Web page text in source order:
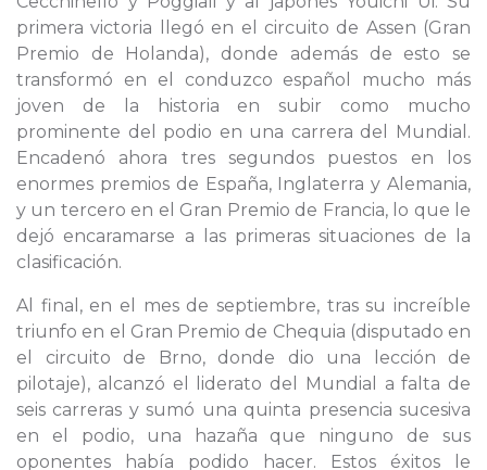
primera victoria llegó en el circuito de Assen (Gran
Premio de Holanda), donde además de esto se
transformó en el conduzco español mucho más
joven de la historia en subir como mucho
prominente del podio en una carrera del Mundial.
Encadenó ahora tres segundos puestos en los
enormes premios de España, Inglaterra y Alemania,
y un tercero en el Gran Premio de Francia, lo que le
dejó encaramarse a las primeras situaciones de la
clasificación.
Al final, en el mes de septiembre, tras su increíble
triunfo en el Gran Premio de Chequia (disputado en
el circuito de Brno, donde dio una lección de
pilotaje), alcanzó el liderato del Mundial a falta de
seis carreras y sumó una quinta presencia sucesiva
en el podio, una hazaña que ninguno de sus
oponentes había podido hacer. Estos éxitos le